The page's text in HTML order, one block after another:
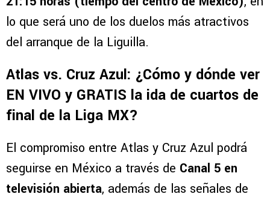
lo que será uno de los duelos más atractivos
del arranque de la Liguilla.
Atlas vs. Cruz Azul: ¿Cómo y dónde ver
EN VIVO y GRATIS la ida de cuartos de
final de la Liga MX?
El compromiso entre Atlas y Cruz Azul podrá
seguirse en México a través de Canal 5 en
televisión abierta, además de las señales de